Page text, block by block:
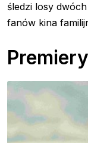
śledzi losy
fanów kina